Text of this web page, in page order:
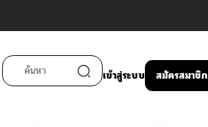
เข้าสู่ระบบ สมัครสมาชิก